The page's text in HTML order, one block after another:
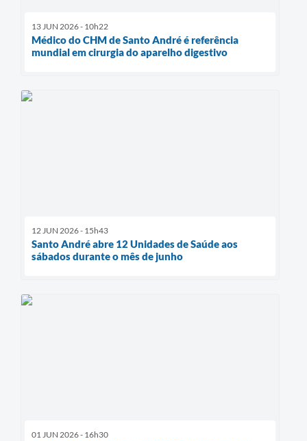
13 JUN 2026 - 10h22
Médico do CHM de Santo André é referência
mundial em cirurgia do aparelho digestivo
12 JUN 2026 - 15h43
Santo André abre 12 Unidades de Saúde aos
sábados durante o mês de junho
01 JUN 2026 - 16h30